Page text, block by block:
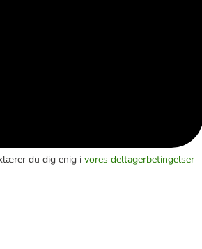
du dig enig i vores deltagerbetingelser